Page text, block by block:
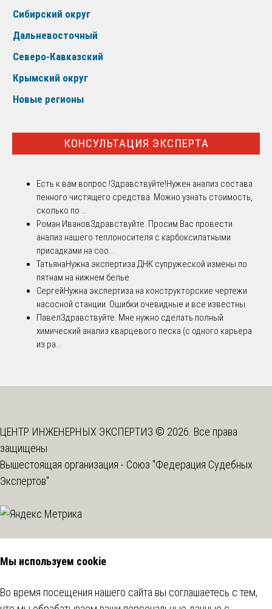
Сибирский округ
Дальневосточный
Северо-Кавказский
Крымский округ
Новые регионы
КОНСУЛЬТАЦИЯ ЭКСПЕРТА
Есть к вам вопрос !Здравствуйте!Нужен анализ состава
пенного чистящего средства. Можно узнать стоимость,
сколько по ...
Роман ИвановЗдравствуйте. Просим Вас провести
анализ нашего теплоносителя с карбоксилатными
присадками на соо...
ТатьянаНужна экспертиза ДНК супружеской измены по
пятнам на нижнем белье
СергейНужна экспертиза на конструкторские чертежи
насосной станции. Ошибки очевидные и все известны.
ПавелЗдравствуйте. Мне нужно сделать полный
химический анализ кварцевого песка (с одного карьера
из ра...
ЦЕНТР ИНЖЕНЕРНЫХ ЭКСПЕРТИЗ © 2026. Все права
защищены
Вышестоящая организация - Союз "Федерация Судебных
Экспертов"
Мы используем cookie
Во время посещения нашего сайта вы соглашаетесь с тем,